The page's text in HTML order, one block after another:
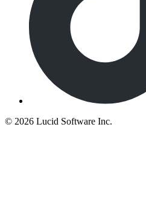
© 2026 Lucid Software Inc.